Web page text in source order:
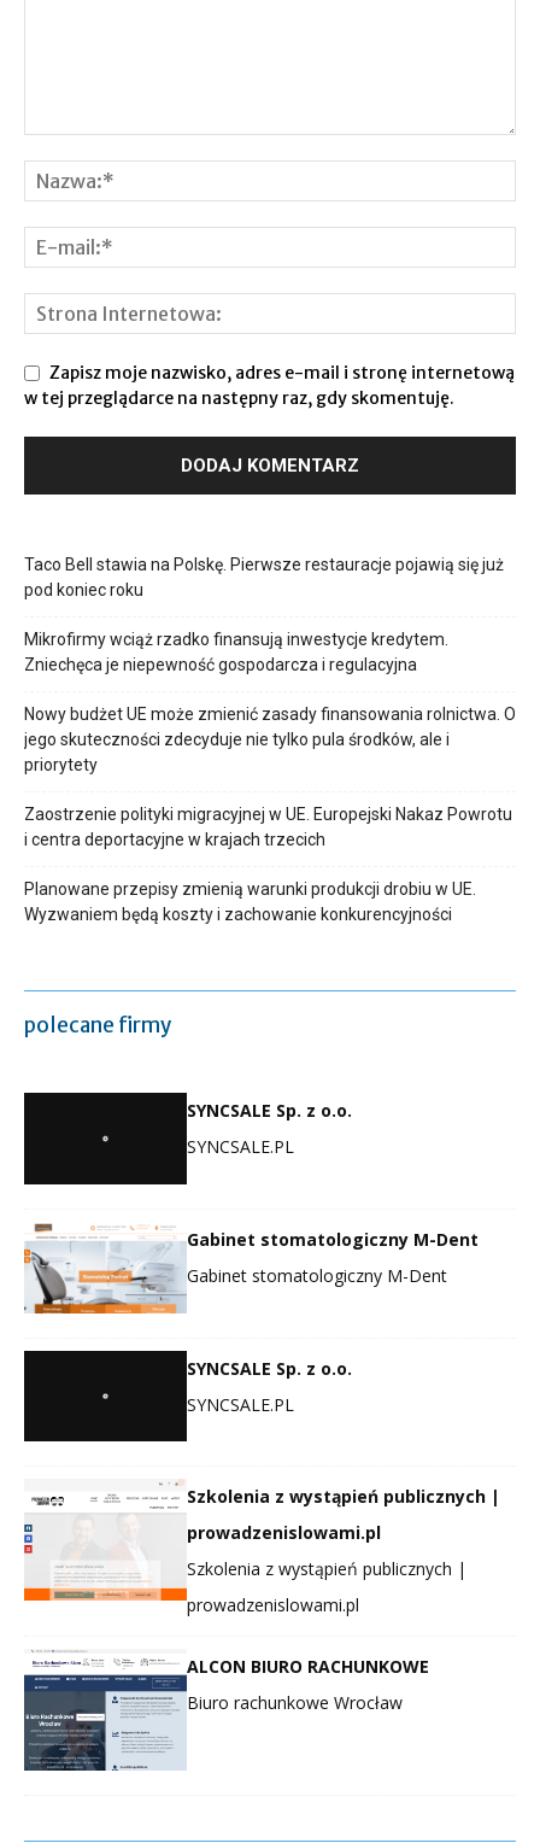
Zapisz moje nazwisko, adres e-mail i stronę internetową
w tej przeglądarce na następny raz, gdy skomentuję.
Taco Bell stawia na Polskę. Pierwsze restauracje pojawią się już
pod koniec roku
Mikrofirmy wciąż rzadko finansują inwestycje kredytem.
Zniechęca je niepewność gospodarcza i regulacyjna
Nowy budżet UE może zmienić zasady finansowania rolnictwa. O
jego skuteczności zdecyduje nie tylko pula środków, ale i
priorytety
Zaostrzenie polityki migracyjnej w UE. Europejski Nakaz Powrotu
i centra deportacyjne w krajach trzecich
Planowane przepisy zmienią warunki produkcji drobiu w UE.
Wyzwaniem będą koszty i zachowanie konkurencyjności
polecane firmy
SYNCSALE Sp. z o.o.
SYNCSALE.PL
Gabinet stomatologiczny M-Dent
Gabinet stomatologiczny M-Dent
SYNCSALE Sp. z o.o.
SYNCSALE.PL
Szkolenia z wystąpień publicznych |
prowadzenislowami.pl
Szkolenia z wystąpień publicznych |
prowadzenislowami.pl
ALCON BIURO RACHUNKOWE
Biuro rachunkowe Wrocław